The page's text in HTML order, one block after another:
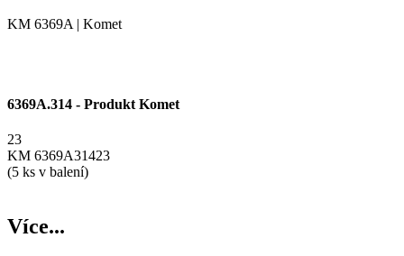
KM 6369A | Komet
6369A.314 - Produkt Komet
23
KM 6369A31423
(5 ks v balení)
Více...